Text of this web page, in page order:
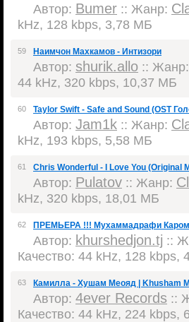
Автор: Bumer :: Жанр:
kHz, 128 kbps, 3,78 МБ
59 Наимчон Махкамов - Интизори
Автор: shurik.allo :: Жанр:
44 kHz, 320 kbps, 10,37 МБ
60 Taylor Swift - Safe and Sound (OST
Автор: Jam1k :: Жанр:
kHz, 193 kbps, 5,58 МБ
61 Chris Wonderful - I Love You (Original
Автор: Pulatov :: Жанр:
kHz, 320 kbps, 18,01 МБ
62 ПРЕМЬЕРА !!! Мухаммадрафи
Автор: khurshedjon.tj ::
Качество: 44 kHz, 128 kbps,
63 Камилла - Хушам Меояд | Khusham
Автор: 4ever Records ::
Качество: 44 kHz, 224 kbps,